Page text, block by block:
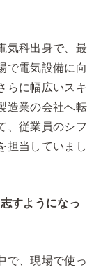
気科出身で、最
で電気設備に向
らに幅広いスキ
造業の会社へ転
、従業員のシフ
担当していまし
すようになっ
で、現場で使っ